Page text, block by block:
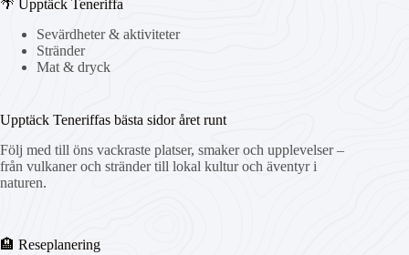
🌴 Upptäck Teneriffa
Sevärdheter & aktiviteter
Stränder
Mat & dryck
Upptäck Teneriffas bästa sidor året runt
Följ med till öns vackraste platser, smaker och upplevelser –
från vulkaner och stränder till lokal kultur och äventyr i
naturen.
🏨 Reseplanering